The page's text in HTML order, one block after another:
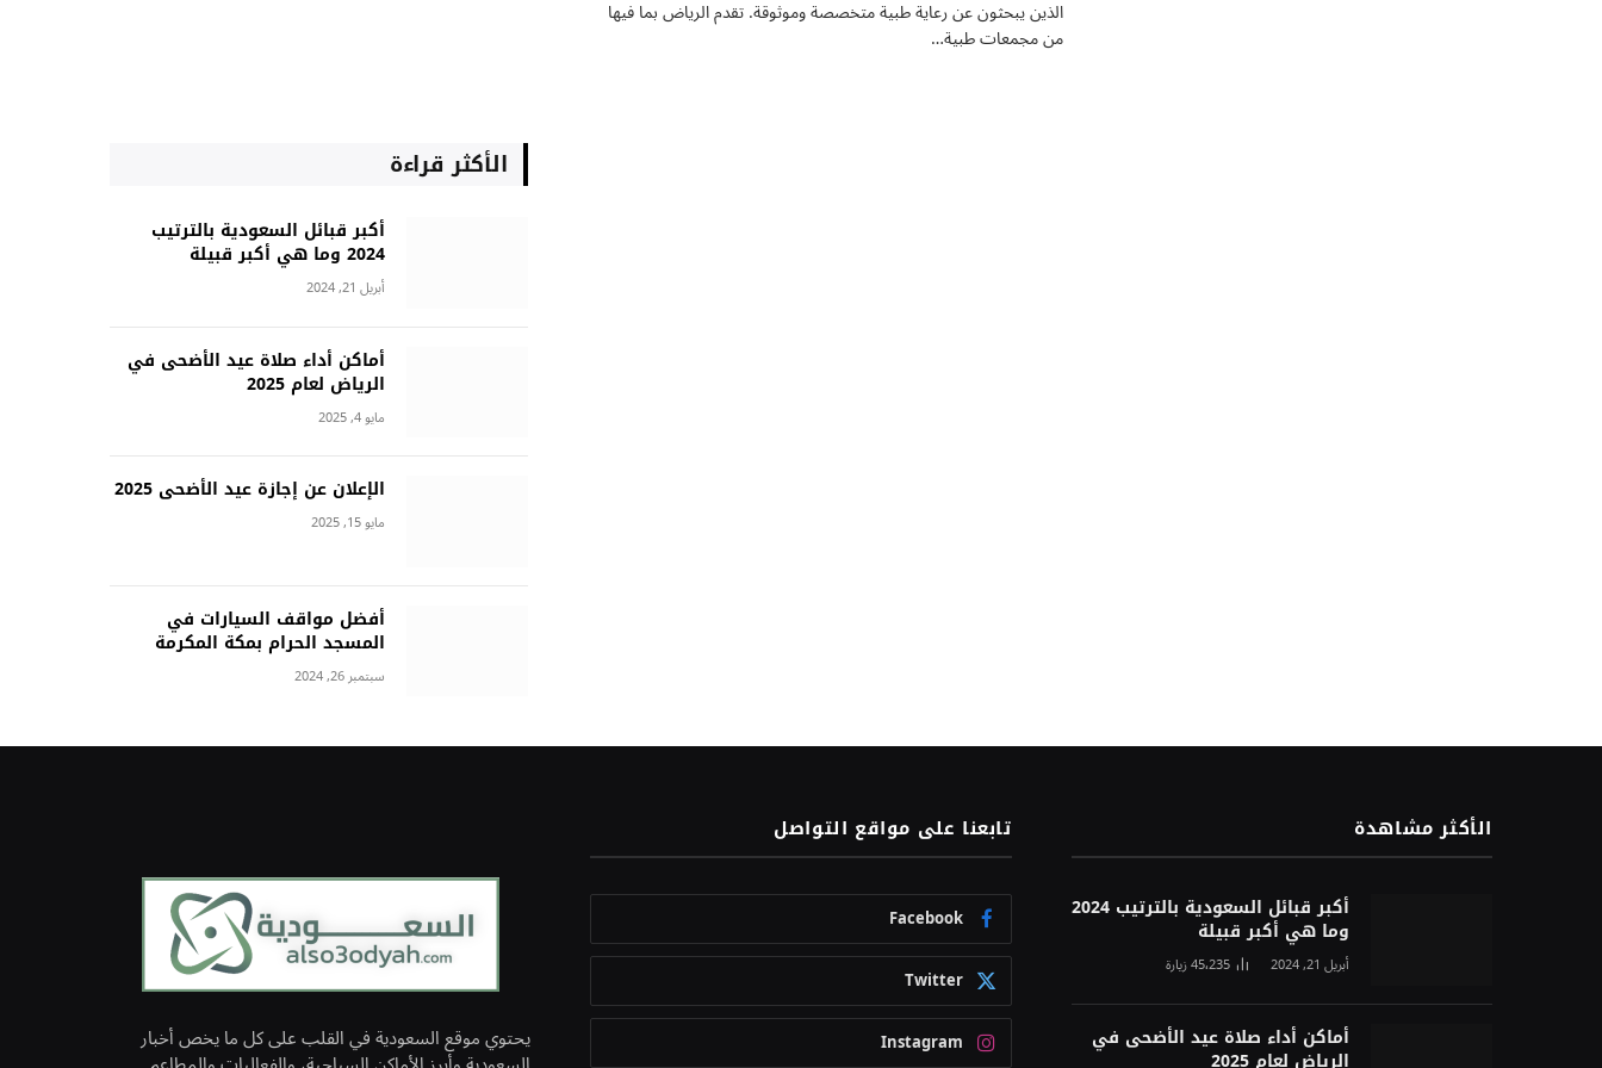
الذين يبحثون عن رعاية طبية متخصصة وموثوقة. تقدم الرياض بما فيها
من مجمعات طبية…
الأكثر قراءة
أكبر قبائل السعودية بالترتيب
2024 وما هي أكبر قبيلة
أبريل 21, 2024
أماكن أداء صلاة عيد الأضحى في
الرياض لعام 2025
مايو 4, 2025
الإعلان عن إجازة عيد الأضحى 2025
مايو 15, 2025
أفضل مواقف السيارات في
المسجد الحرام بمكة المكرمة
سبتمبر 26, 2024
الأكثر مشاهدة
أكبر قبائل السعودية بالترتيب 2024
وما هي أكبر قبيلة
أبريل 21, 2024 45٬235زيارة
أماكن أداء صلاة عيد الأضحى في
الرياض لعام 2025
تابعنا على مواقع التواصل
Facebook
Twitter
Instagram
يحتوي موقع السعودية في القلب على كل ما يخص أخبار